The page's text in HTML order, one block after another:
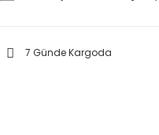
7 Günde Kargoda